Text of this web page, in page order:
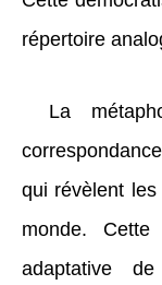
répertoire
La
qui révèlent les
monde.
adaptative de